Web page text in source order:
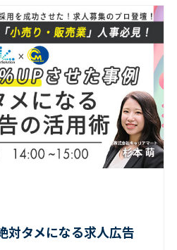
対タメになる求人広告